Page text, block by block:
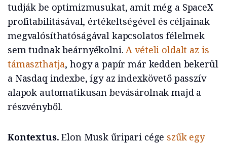
tudják be optimizmusukat, amit még a SpaceX
profitabilitásával, értékeltségével és céljainak
megvalósíthatóságával kapcsolatos félelmek
sem tudnak beárnyékolni.A vételi oldalt az is
támaszthatja, hogy a papír már kedden bekerül
a Nasdaq indexbe, így az indexkövető passzív
alapok automatikusan bevásárolnak majd a
részvényből.
Kontextus.Elon Musk űripari cége szűk egy